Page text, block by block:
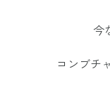
今
コンブチ